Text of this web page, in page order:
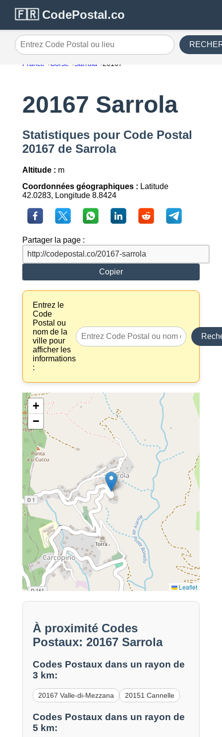
🇫🇷 CodePostal.co
Entrez Code Postal ou lieu
France Corse Sarrola 20167
20167 Sarrola
Statistiques pour Code Postal
20167 de Sarrola
Altitude : m
Coordonnées géographiques : Latitude
42.0283, Longitude 8.8424
Partager la page :
Copier
Entrez le
Code
Postal ou
nom de la
ville pour
afficher les
informations
:
+
−
Leaflet
À proximité Codes
Postaux: 20167 Sarrola
Codes Postaux dans un rayon de
3 km:
20167 Valle-di-Mezzana 20151 Cannelle
Codes Postaux dans un rayon de
5 km: